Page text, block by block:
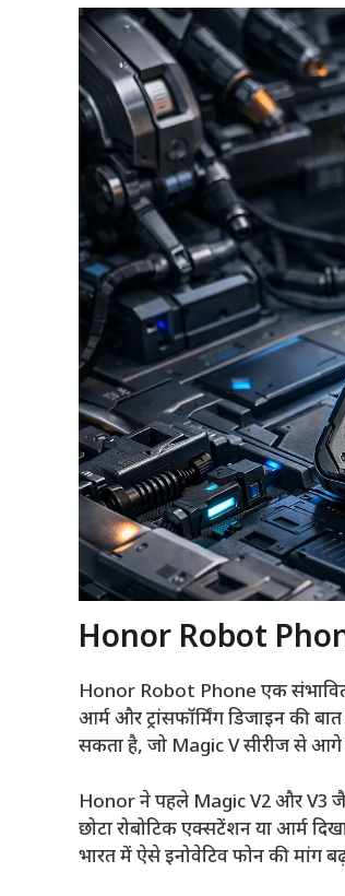
Honor Robot
Honor Robot Phone एक संभावित
आर्म और ट्रांसफॉर्मिंग डिजाइन की
सकता है, जो Magic V सीरीज से आगे
Honor ने पहले Magic V2 और V3
छोटा रोबोटिक एक्सटेंशन या आर्म
भारत में ऐसे इनोवेटिव फोन की मांग